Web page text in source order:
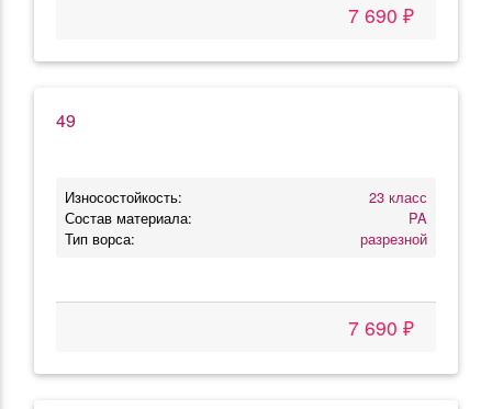
7 690 ₽
49
Износостойкость:
23 класс
Состав материала:
PA
Тип ворса:
разрезной
7 690 ₽